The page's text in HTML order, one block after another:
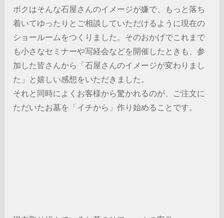
ボクはそんな石屋さんのイメージが嫌で、もっと落ち
着いてゆったりとご相談していただけるように現在の
ショールームをつくりました。そのおかげでこれまで
も小さなセミナーや写経会などを開催したときも、参
加した皆さんから「石屋さんのイメージが変わりまし
た」と嬉しい感想をいただきました。
それと同時によくお客様から驚かれるのが、ご注文に
ただいたお墓を「イチから」作り始めることです。